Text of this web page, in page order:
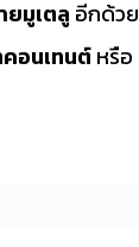
ยมูเตลู อีกด้วย
คอนเทนต์หรือ